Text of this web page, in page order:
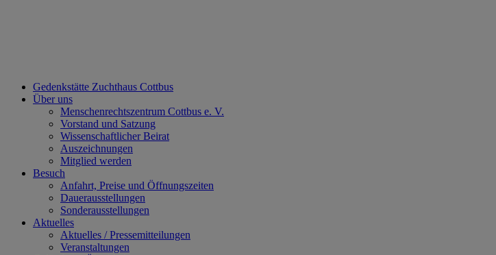
Gedenkstätte Zuchthaus Cottbus
Über uns
Menschenrechtszentrum Cottbus e. V.
Vorstand und Satzung
Wissenschaftlicher Beirat
Auszeichnungen
Mitglied werden
Besuch
Anfahrt, Preise und Öffnungszeiten
Dauerausstellungen
Sonderausstellungen
Aktuelles
Aktuelles / Pressemitteilungen
Veranstaltungen